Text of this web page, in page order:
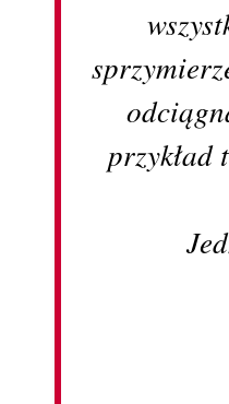
przykład